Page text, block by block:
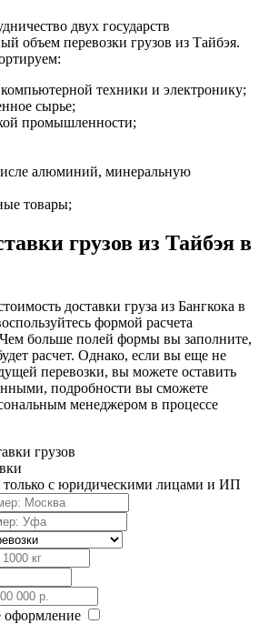
двух государств
объем перевозки грузов из Тайбэя.
техники и электронику;
сырье;
промышленности;
алюминий, минеральную
товары;
грузов из Тайбэя в
доставки груза из Бангкока в
формой расчета
больше полей формы вы заполните,
расчет. Однако, если вы еще не
перевозки, вы можете оставить
подробности вы сможете
менеджером в процессе
грузов
с юридическими лицами и ИП